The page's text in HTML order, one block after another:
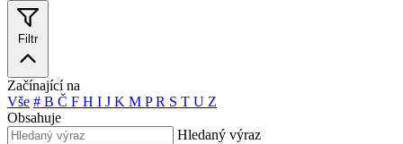
Filtr
Začínající na
Vše # B Č F H I J K M PR S T U Z
Obsahuje
Hledaný výraz